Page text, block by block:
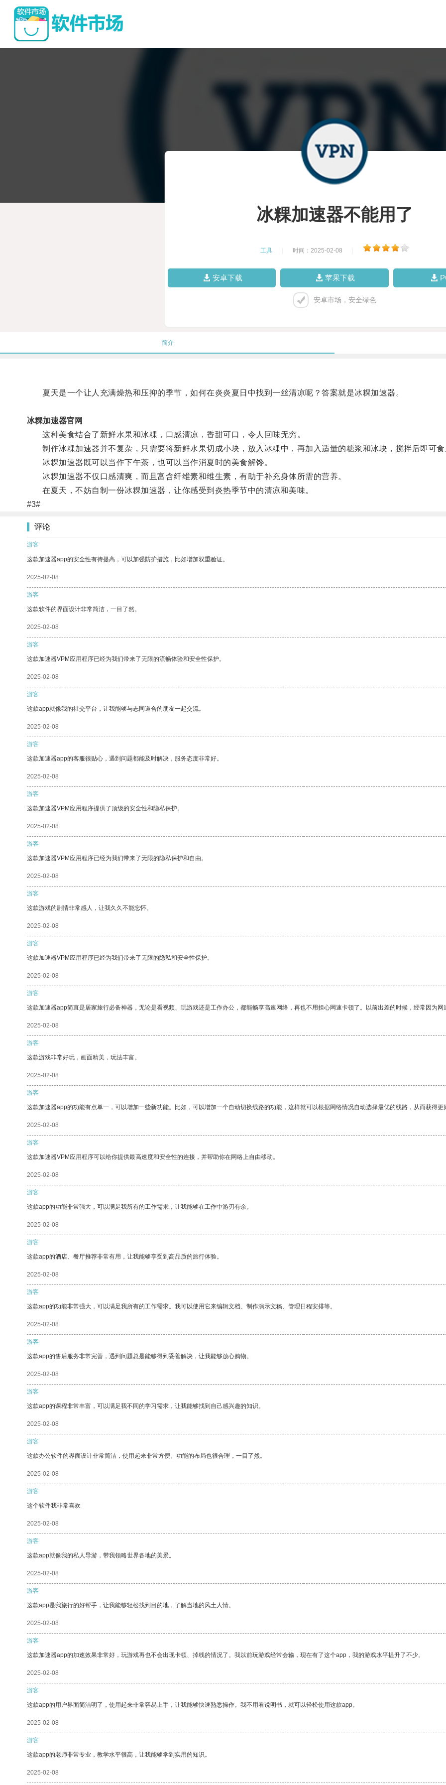
冰粿加速器不能用了
工具 时间：2025-02-08
安卓下载 苹果下载
安卓市场，安全绿色
简介
夏天是一个让人充满燥热和压抑的季节，如何在炎炎夏日中找到一丝清凉呢？答案就是冰粿加速器。
冰粿加速器官网
这种美食结合了新鲜水果和冰粿，口感清凉，香甜可口，令人回味无穷。
制作冰粿加速器并不复杂，只需要将新鲜水果切成小块，放入冰粿中，再加入适量的糖浆和冰块，搅拌后即可食
冰粿加速器既可以当作下午茶，也可以当作消夏时的美食解馋。
冰粿加速器不仅口感清爽，而且富含纤维素和维生素，有助于补充身体所需的营养。
在夏天，不妨自制一份冰粿加速器，让你感受到炎热季节中的清凉和美味。
#3#
评论
游客
这款加速器app的安全性有待提高，可以加强防护措施，比如增加双重验证。
2025-02-08
游客
这款软件的界面设计非常简洁，一目了然。
2025-02-08
游客
这款加速器VPM应用程序已经为我们带来了无限的流畅体验和安全性保护。
2025-02-08
游客
这款app就像我的社交平台，让我能够与志同道合的朋友一起交流。
2025-02-08
游客
这款加速器app的客服很贴心，遇到问题都能及时解决，服务态度非常好。
2025-02-08
游客
这款加速器VPM应用程序提供了顶级的安全性和隐私保护。
2025-02-08
游客
这款加速器VPM应用程序已经为我们带来了无限的隐私保护和自由。
2025-02-08
游客
这款游戏的剧情非常感人，让我久久不能忘怀。
2025-02-08
游客
这款加速器VPM应用程序已经为我们带来了无限的隐私和安全性保护。
2025-02-08
游客
这款加速器app简直是居家旅行必备神器，无论是看视频、玩游戏还是工作办公，都能畅享高速网络，再也不用担心网速卡顿了。以前出差的时候，经常因为
2025-02-08
游客
这款游戏非常好玩，画面精美，玩法丰富。
2025-02-08
游客
这款加速器app的功能有点单一，可以增加一些新功能。比如，可以增加一个自动切换线路的功能，这样就可以根据网络情况自动选择最优的线路，从而获得更
2025-02-08
游客
这款加速器VPM应用程序可以给你提供最高速度和安全性的连接，并帮助你在网络上自由移动。
2025-02-08
游客
这款app的功能非常强大，可以满足我所有的工作需求，让我能够在工作中游刃有余。
2025-02-08
游客
这款app的酒店、餐厅推荐非常有用，让我能够享受到高品质的旅行体验。
2025-02-08
游客
这款app的功能非常强大，可以满足我所有的工作需求。我可以使用它来编辑文档、制作演示文稿、管理日程安排等。
2025-02-08
游客
这款app的售后服务非常完善，遇到问题总是能够得到妥善解决，让我能够放心购物。
2025-02-08
游客
这款app的课程非常丰富，可以满足我不同的学习需求，让我能够找到自己感兴趣的知识。
2025-02-08
游客
这款办公软件的界面设计非常简洁，使用起来非常方便。功能的布局也很合理，一目了然。
2025-02-08
游客
这个软件我非常喜欢
2025-02-08
游客
这款app就像我的私人导游，带我领略世界各地的美景。
2025-02-08
游客
这款app是我旅行的好帮手，让我能够轻松找到目的地，了解当地的风土人情。
2025-02-08
游客
这款加速器app的加速效果非常好，玩游戏再也不会出现卡顿、掉线的情况了。我以前玩游戏经常会输，现在有了这个app，我的游戏水平提升了不少。
2025-02-08
游客
这款app的用户界面简洁明了，使用起来非常容易上手，让我能够快速熟悉操作。我不用看说明书，就可以轻松使用这款app。
2025-02-08
游客
这款app的老师非常专业，教学水平很高，让我能够学到实用的知识。
2025-02-08